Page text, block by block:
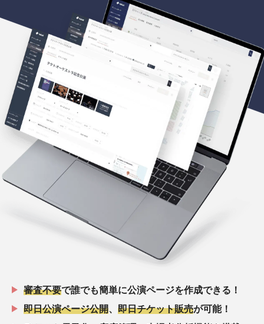
審査不要で誰でも簡単に公演ページを作成できる！
即日公演ページ公開
即日チケット販売が可能！